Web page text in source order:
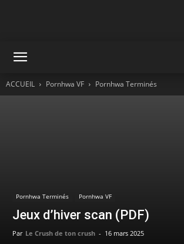
ACCUEIL Pornhwa VF Pornhwa Terminés
Pornhwa Terminés Pornhwa VF
Jeux d’hiver scan (PDF)
Par Le Crush de ton crush - 16 mars 2025